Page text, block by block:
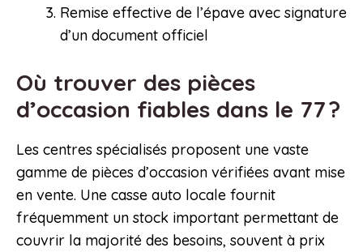
Remise effective de l’épave avec signature
d’un document officiel
Où trouver des pièces
d’occasion fiables dans le 77 ?
Les centres spécialisés proposent une vaste
gamme de pièces d’occasion vérifiées avant mise
en vente. Une casse auto locale fournit
fréquemment un stock important permettant de
couvrir la majorité des besoins, souvent à prix